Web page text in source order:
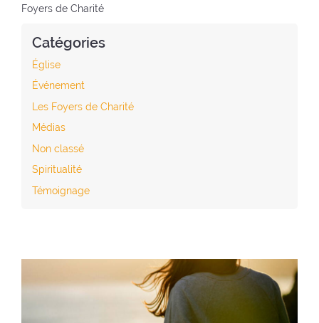
Foyers de Charité
Catégories
Église
Événement
Les Foyers de Charité
Médias
Non classé
Spiritualité
Témoignage